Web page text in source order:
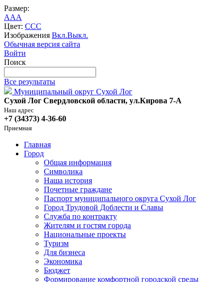
Размер:
AAA
Цвет: CCC
Изображения Вкл.Выкл.
Обычная версия сайта
Войти
Поиск
Все результаты
Муниципальный округ Сухой Лог
Сухой Лог Свердловской области, ул.Кирова 7-А
Наш адрес
+7 (34373) 4-36-60
Приемная
Главная
Город
Общая информация
Символика
Наша история
Почетные граждане
Паспорт муниципального округа Сухой Лог
Город Трудовой Доблести и Славы
Служба по контракту
Жителям и гостям города
Национальные проекты
Туризм
Для бизнеса
Экономика
Бюджет
Формирование комфортной городской среды